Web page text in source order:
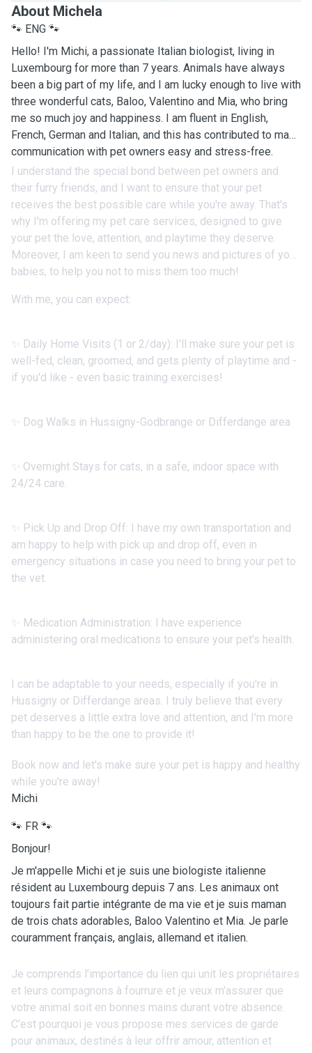
About Michela
🐾 ENG 🐾
Hello! I'm Michi, a passionate Italian biologist, living in
Luxembourg for more than 7 years. Animals have always
been a big part of my life, and I am lucky enough to live with
three wonderful cats, Baloo, Valentino and Mia, who bring
me so much joy and happiness. I am fluent in English,
French, German and Italian, and this has contributed to make
communication with pet owners easy and stress-free.
I understand the special bond between pet owners and
their furry friends, and I want to ensure that your pet
receives the best possible care while you're away. That's
why I'm offering my pet care services, designed to give
your pet the love, attention, and playtime they deserve.
Moreover, I am keen to send you news and pictures of your
babies, to help you not to miss them too much!
With me, you can expect:
✨ Daily Home Visits (1 or 2/day): I'll make sure your pet is
well-fed, clean, groomed, and gets plenty of playtime and -
if you'd like - even basic training exercises!
✨ Dog Walks in Hussigny-Godbrange or Differdange area
✨ Overnight Stays for cats, in a safe, indoor space with
24/24 care.
✨ Pick Up and Drop Off: I have my own transportation and
am happy to help with pick up and drop off, even in
emergency situations in case you need to bring your pet to
the vet.
✨ Medication Administration: I have experience
administering oral medications to ensure your pet's health.
I can be adaptable to your needs, especially if you're in
Hussigny or Differdange areas. I truly believe that every
pet deserves a little extra love and attention, and I'm more
than happy to be the one to provide it!
Book now and let's make sure your pet is happy and healthy
while you're away!
Michi
🐾 FR 🐾
Bonjour!
Je m'appelle Michi et je suis une biologiste italienne
résident au Luxembourg depuis 7 ans. Les animaux ont
toujours fait partie intégrante de ma vie et je suis maman
de trois chats adorables, Baloo Valentino et Mia. Je parle
couramment français, anglais, allemand et italien.
Je comprends l'importance du lien qui unit les propriétaires
et leurs compagnons à fourrure et je veux m'assurer que
votre animal soit en bonnes mains durant votre absence.
C'est pourquoi je vous propose mes services de garde
pour animaux, destinés à leur offrir amour, attention et